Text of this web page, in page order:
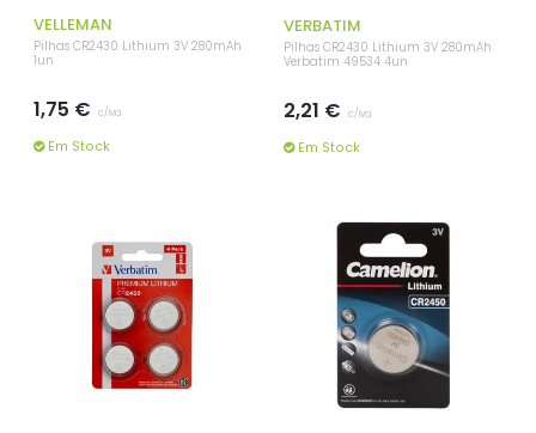
VELLEMAN
Pilhas CR2430 Lithium 3V 280mAh
1un
1,75 € c/iva
Em Stock
VERBATIM
Pilhas CR2430 Lithium 3V 280mAh
Verbatim 49534 4un
2,21 € c/iva
Em Stock